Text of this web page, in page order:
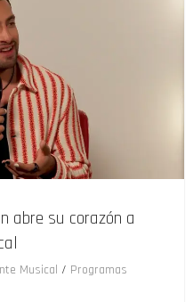
abre su corazón a
Musical / Programas